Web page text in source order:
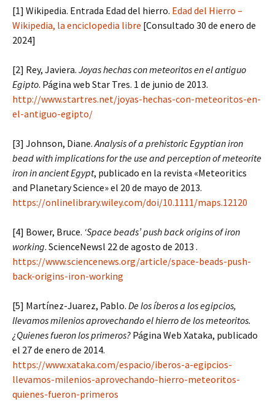
[1] Wikipedia. Entrada Edad del hierro. Edad del Hierro –
Wikipedia, la enciclopedia libre [Consultado 30 de enero de
2024]
[2] Rey, Javiera. Joyas hechas con meteoritos en el antiguo
Egipto. Página web Star Tres. 1 de junio de 2013.
http://www.startres.net/joyas-hechas-con-meteoritos-en-
el-antiguo-egipto/
[3] Johnson, Diane.Analysis of a prehistoric Egyptian iron
bead with implications for the use and perception of meteorite
iron in ancient Egypt, publicado en la revista «Meteoritics
and Planetary Science» el 20 de mayo de 2013.
https://onlinelibrary.wiley.com/doi/10.1111/maps.12120
[4] Bower, Bruce. ‘Space beads’ push back origins of iron
working. ScienceNewsl 22 de agosto de 2013 .
https://www.sciencenews.org/article/space-beads-push-
back-origins-iron-working
[5] Martínez-Juarez, Pablo. De los íberos a los egipcios,
llevamos milenios aprovechando el hierro de los meteoritos.
¿Quienes fueron los primeros? Página Web Xataka, publicado
el 27 de enero de 2014.
https://www.xataka.com/espacio/iberos-a-egipcios-
llevamos-milenios-aprovechando-hierro-meteoritos-
quienes-fueron-primeros